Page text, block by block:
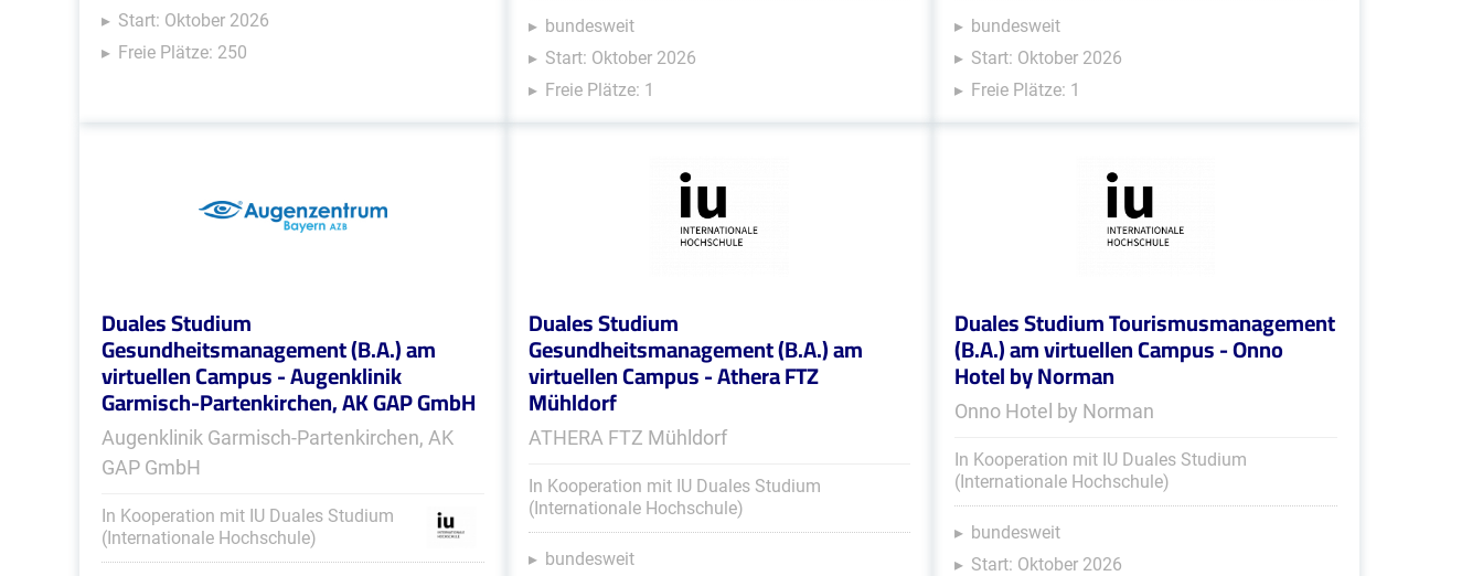
Start: Oktober 2026
Freie Plätze: 250
bundesweit
Start: Oktober 2026
Freie Plätze: 1
bundesweit
Start: Oktober 2026
Freie Plätze: 1
Duales Studium
Gesundheitsmanagement (B.A.) am
virtuellen Campus - Augenklinik
Garmisch-Partenkirchen, AK GAP GmbH
Augenklinik Garmisch-Partenkirchen, AK
GAP GmbH
In Kooperation mit IU Duales Studium
(Internationale Hochschule)
Duales Studium
Gesundheitsmanagement (B.A.) am
virtuellen Campus - Athera FTZ
Mühldorf
ATHERA FTZ Mühldorf
In Kooperation mit IU Duales Studium
(Internationale Hochschule)
bundesweit
Duales Studium Tourismusmanagement
(B.A.) am virtuellen Campus - Onno
Hotel by Norman
Onno Hotel by Norman
In Kooperation mit IU Duales Studium
(Internationale Hochschule)
bundesweit
Start: Oktober 2026